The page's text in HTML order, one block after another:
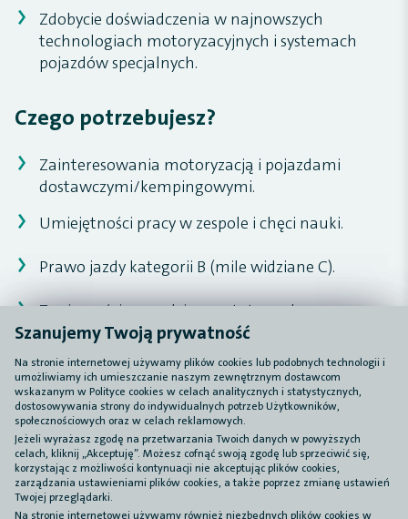
Zdobycie doświadczenia w najnowszych
technologiach motoryzacyjnych i systemach
pojazdów specjalnych.
Czego potrzebujesz?
Zainteresowania motoryzacją i pojazdami
dostawczymi/kempingowymi.
Umiejętności pracy w zespole i chęci nauki.
Prawo jazdy kategorii B (mile widziane C).
Znajomości narzędzi warsztatowych oraz
podstaw mechaniki i elektroniki.
Blog
Szanujemy Twoją prywatność
Na stronie internetowej używamy plików cookies lub podobnych technologii i
umożliwiamy ich umieszczanie naszym zewnętrznym dostawcom
wskazanym w Polityce cookies w celach analitycznych i statystycznych,
dostosowywania strony do indywidualnych potrzeb Użytkowników,
społecznościowych oraz w celach reklamowych.
Jeżeli wyrażasz zgodę na przetwarzania Twoich danych w powyższych
celach, kliknij „Akceptuję”. Możesz cofnąć swoją zgodę lub sprzeciwić się,
korzystając z możliwości kontynuacji nie akceptując plików cookies,
zarządzania ustawieniami plików cookies, a także poprzez zmianę ustawień
Twojej przeglądarki.
Na stronie internetowej używamy również niezbędnych plików cookies w
Szanujemy Twoją prywatność
Na stronie internetowej używamy plików cookies lub podobnych technologii i
umożliwiamy ich umieszczanie naszym zewnętrznym dostawcom
wskazanym w Polityce cookies w celach analitycznych i statystycznych,
dostosowywania strony do indywidualnych potrzeb Użytkowników,
społecznościowych oraz w celach reklamowych.
Jeżeli wyrażasz zgodę na przetwarzania Twoich danych w powyższych
celach, kliknij „Akceptuję”. Możesz cofnąć swoją zgodę lub sprzeciwić się,
korzystając z możliwości kontynuacji nie akceptując plików cookies,
zarządzania ustawieniami plików cookies, a także poprzez zmianę ustawień
Twojej przeglądarki.
Na stronie internetowej używamy również niezbędnych plików cookies w